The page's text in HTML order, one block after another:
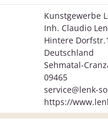
Kunstgewerbe
Inh. Claudio
Hintere
Deutschland
Sehmatal-
09465
service@lenk-
https://